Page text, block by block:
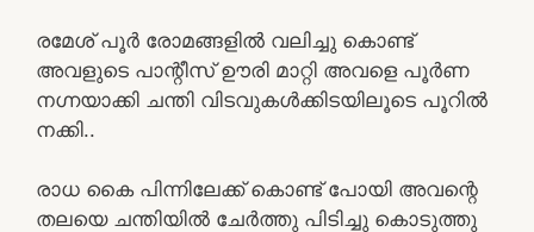
രമേശ് പൂർ രോമങ്ങളിൽ വലിച്ചു കൊണ്ട്
അവളുടെ പാന്റീസ്‌ ഊരി മാറ്റി അവളെ പൂർണ
നഗ്നയാക്കി ചന്തി വിടവുകൾക്കിടയിലൂടെ പൂറിൽ
നക്കി..
രാധ കൈ പിന്നിലേക്ക് കൊണ്ട് പോയി അവന്റെ
തലയെ ചന്തിയിൽ ചേർത്തു പിടിച്ചു കൊടുത്തു